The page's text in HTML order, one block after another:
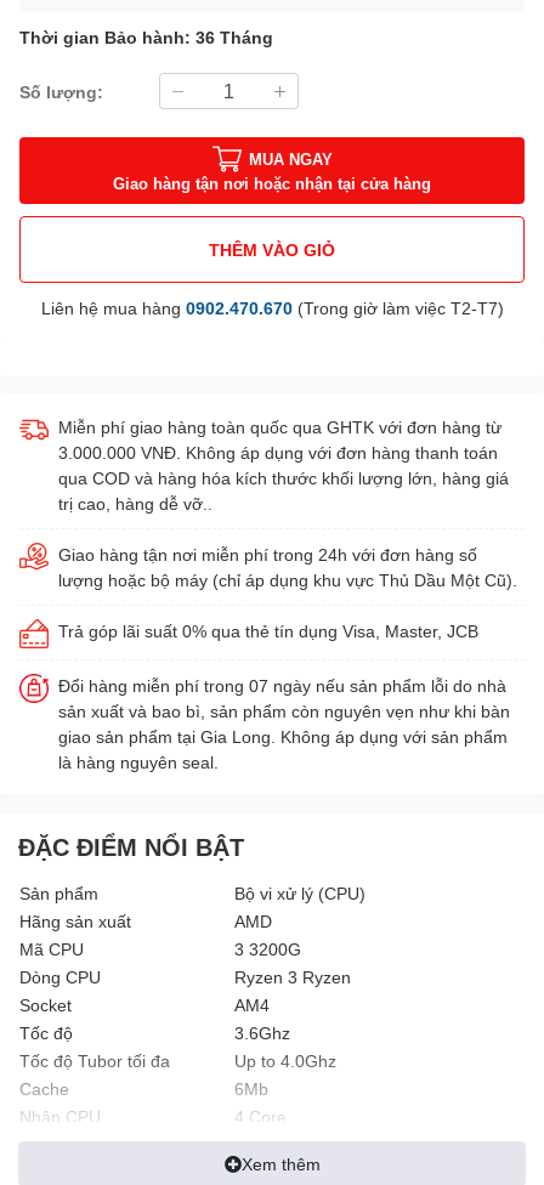
Thời gian Bảo hành: 36 Tháng
Số lượng:
MUA NGAY
Giao hàng tận nơi hoặc nhận tại cửa hàng
THÊM VÀO GIỎ
Liên hệ mua hàng 0902.470.670(Trong giờ làm việc T2-T7)
Miễn phí giao hàng toàn quốc qua GHTK với đơn hàng từ
3.000.000 VNĐ. Không áp dụng với đơn hàng thanh toán
qua COD và hàng hóa kích thước khối lượng lớn, hàng giá
trị cao, hàng dễ vỡ..
Giao hàng tận nơi miễn phí trong 24h với đơn hàng số
lượng hoặc bộ máy (chỉ áp dụng khu vực Thủ Dầu Một Cũ).
Trả góp lãi suất 0% qua thẻ tín dụng Visa, Master, JCB
Đổi hàng miễn phí trong 07 ngày nếu sản phẩm lỗi do nhà
sản xuất và bao bì, sản phẩm còn nguyên vẹn như khi bàn
giao sản phẩm tại Gia Long. Không áp dụng với sản phẩm
là hàng nguyên seal.
ĐẶC ĐIỂM NỔI BẬT
Sản phẩm
Bộ vi xử lý (CPU)
Hãng sản xuất
AMD
Mã CPU
3 3200G
Dòng CPU
Ryzen 3 Ryzen
Socket
AM4
Tốc độ
3.6Ghz
Tốc độ Tubor tối đa
Up to 4.0Ghz
Cache
6Mb
Nhân CPU
4 Core
Luồng CPU
4 Threads
Radeon Vega 8
Xem thêm